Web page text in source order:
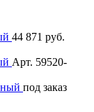
44 871 руб.
Арт. 59520-
под заказ